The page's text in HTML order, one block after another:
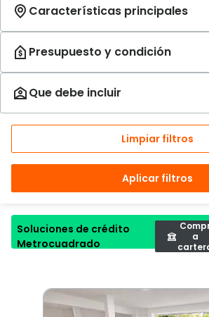
Limpiar filtros
Aplicar filtros
Soluciones de crédito
Metrocuadrado
a